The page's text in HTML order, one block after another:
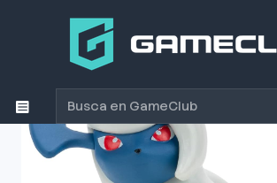
Productos
Figura de Colección Pokémon Battle Absol